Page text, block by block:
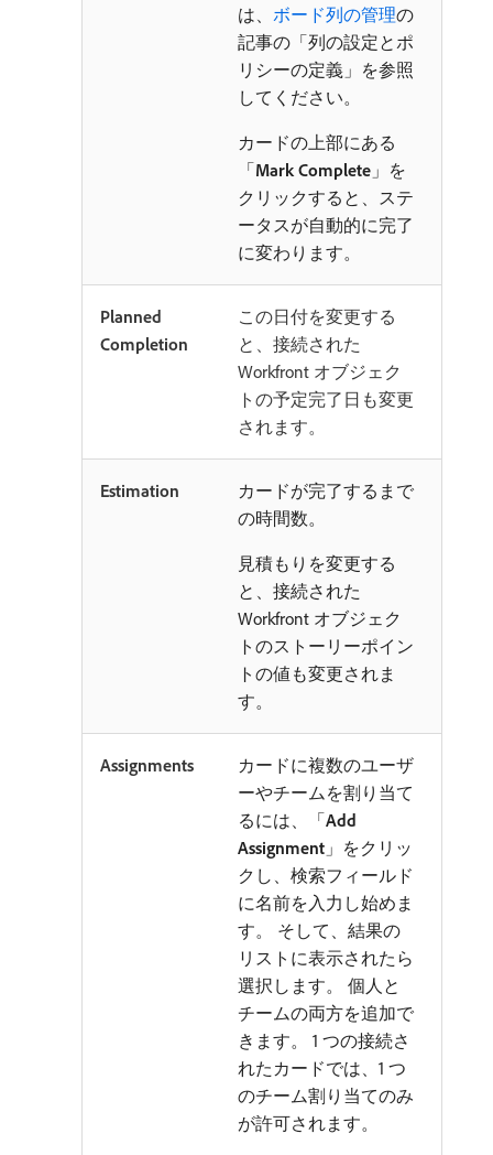
は、 ボード列の管理の
記事の「列の設定とポ
リシーの定義」を参照
してください。
カードの上部にある
「Mark Complete 」を
クリックすると、ステ
ータスが自動的に完了
に変わります。
Planned
Completion
この日付を変更する
と、接続された
Workfront オブジェク
トの予定完了日も変更
されます。
Estimation
カードが完了するまで
の時間数。
見積もりを変更する
と、接続された
Workfront オブジェク
トのストーリーポイン
トの値も変更されま
す。
Assignments
カードに複数のユーザ
ーやチームを割り当て
るには、「Add
Assignment 」をクリッ
クし、検索フィールド
に名前を入力し始めま
す。 そして、結果の
リストに表示されたら
選択します。 個人と
チームの両方を追加で
きます。 1 つの接続さ
れたカードでは、1 つ
のチーム割り当てのみ
が許可されます。